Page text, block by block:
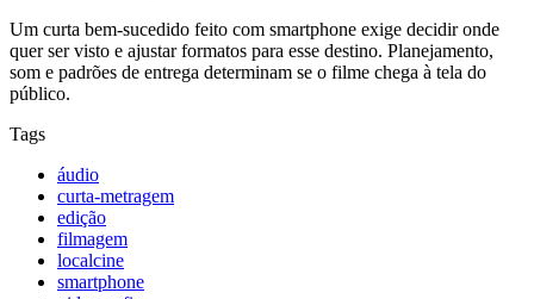
Um curta bem-sucedido feito com smartphone exige decidir onde
quer ser visto e ajustar formatos para esse destino. Planejamento,
som e padrões de entrega determinam se o filme chega à tela do
público.
Tags
áudio
curta-metragem
edição
filmagem
localcine
smartphone